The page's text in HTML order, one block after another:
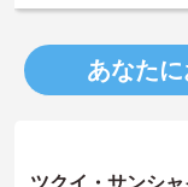
あなた